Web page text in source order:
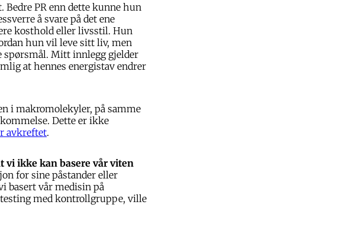
PR enn dette kunne hun
å svare på det ene
kosthold eller livsstil. Hun
hun vil leve sitt liv, men
spørsmål. Mitt innlegg gjelder
at hennes energistav endrer
i makromolekyler, på samme
Dette er ikke
avkreftet.
vi ikke kan basere vår viten
for sine påstander eller
basert vår medisin på
med kontrollgruppe, ville